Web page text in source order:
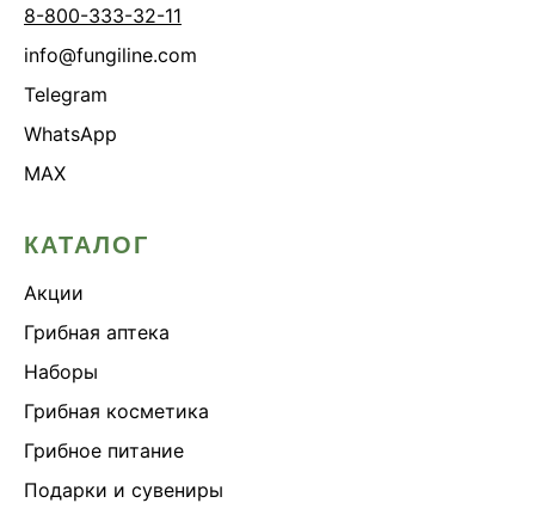
8-800-333-32-11
info@fungiline.com
Telegram
WhatsApp
MAX
КАТАЛОГ
Акции
Грибная аптека
Наборы
Грибная косметика
Грибное питание
Подарки и сувениры